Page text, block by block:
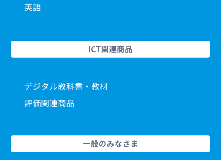
英語
ICT関連商品
デジタル教科書・教材
評価関連商品
一般のみなさま